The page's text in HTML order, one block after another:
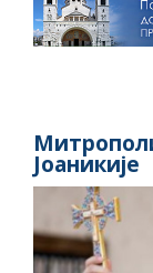
Јоаникије